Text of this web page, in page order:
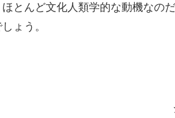
ほとんど文化人類学的な動機なの
ょう。